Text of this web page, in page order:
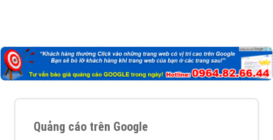
Quảng cáo trên Google